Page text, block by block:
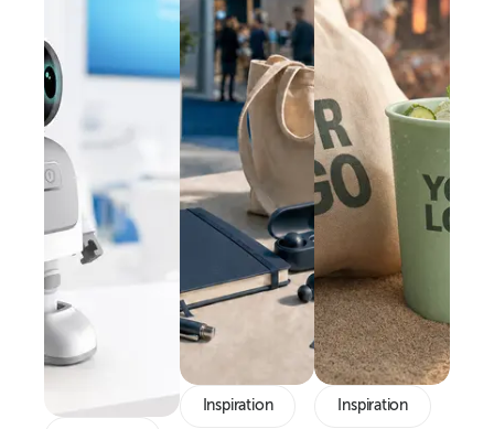
Inspiration Inspiration